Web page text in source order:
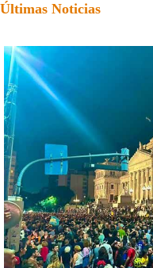
Últimas Noticias